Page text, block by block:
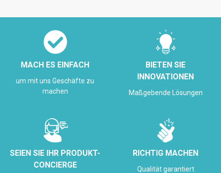
MACH ES EINFACH
um mit uns Geschäfte zu
machen
BIETEN SIE
INNOVATIONEN
Maßgebende Lösungen
SEIEN SIE IHR PRODUKT-
CONCIERGE
RICHTIG MACHEN
Qualität garantiert